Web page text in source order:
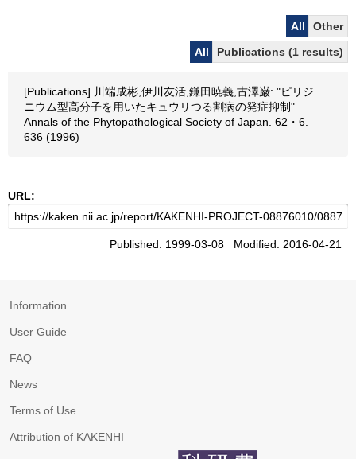
All
Other
All
Publications (1 results)
[Publications] 川端成彬,伊川友活,鎌田暁義,古澤巌: "ピリジ
ニウム型高分子を用いたキュウリつる割病の発症抑制"
Annals of the Phytopathological Society of Japan. 62・6.
636 (1996)
URL:
Published: 1999-03-08 Modified: 2016-04-21
Information
User Guide
FAQ
News
Terms of Use
Attribution of KAKENHI